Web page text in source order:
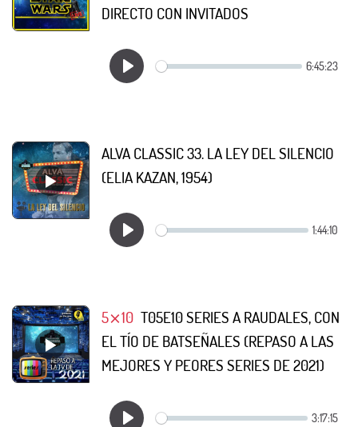
DIRECTO CON INVITADOS
ALVA CLASSIC 33. LA LEY DEL SILENCIO
(ELIA KAZAN, 1954)
5⨯10 T05E10 SERIES A RAUDALES, CON
EL TÍO DE BATSEÑALES (REPASO A LAS
MEJORES Y PEORES SERIES DE 2021)